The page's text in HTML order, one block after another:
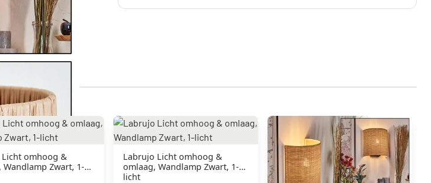
Licht omhoog &
Wandlamp Zwart, 1-
Labrujo Licht omhoog &
omlaag, Wandlamp Zwart, 1-
licht